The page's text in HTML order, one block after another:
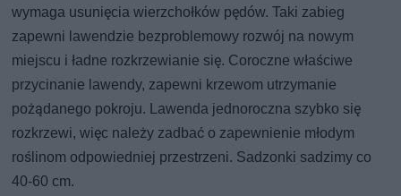
wymaga usunięcia wierzchołków pędów. Taki zabieg
zapewni lawendzie bezproblemowy rozwój na nowym
miejscu i ładne rozkrzewianie się. Coroczne właściwe
przycinanie lawendy, zapewni krzewom utrzymanie
pożądanego pokroju. Lawenda jednoroczna szybko się
rozkrzewi, więc należy zadbać o zapewnienie młodym
roślinom odpowiedniej przestrzeni. Sadzonki sadzimy co
40-60 cm.